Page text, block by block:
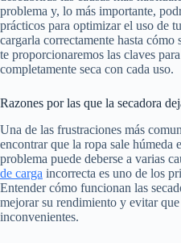
problema y, lo más importante,
prácticos para optimizar el uso de
cargarla correctamente hasta
te proporcionaremos las claves
completamente seca con cada uso.
Razones por las que la secadora
Una de las frustraciones más
encontrar que la ropa sale húmeda
problema puede deberse a varias
de carga incorrecta es uno de los
Entender cómo funcionan las
mejorar su rendimiento y evitar
inconvenientes.